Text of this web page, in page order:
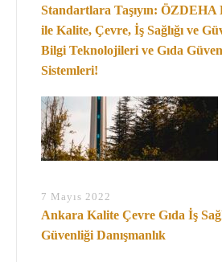
Standartlara Taşıyın:
ile Kalite, Çevre, İş Sağlığı ve
Bilgi Teknolojileri ve Gıda
Sistemleri!
7 Mayıs 2022
Ankara Kalite Çevre Gıda İş
Güvenliği Danışmanlık